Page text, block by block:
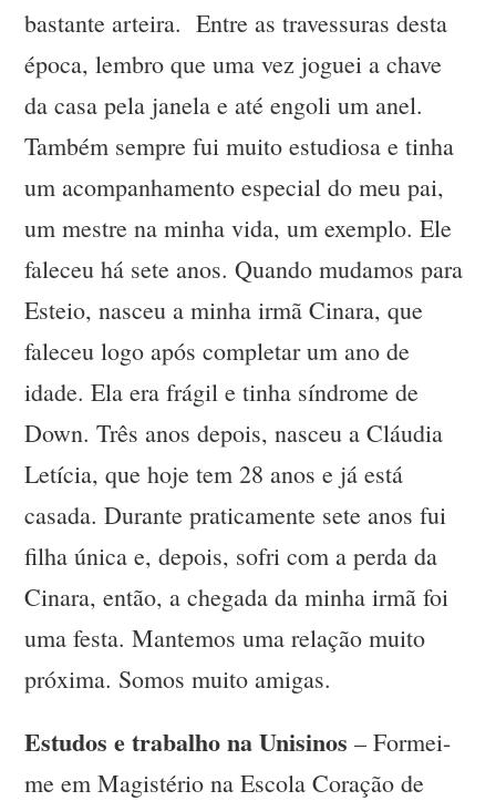
bastante arteira. Entre as travessuras desta
época, lembro que uma vez joguei a chave
da casa pela janela e até engoli um anel.
Também sempre fui muito estudiosa e tinha
um acompanhamento especial do meu pai,
um mestre na minha vida, um exemplo. Ele
faleceu há sete anos. Quando mudamos para
Esteio, nasceu a minha irmã Cinara, que
faleceu logo após completar um ano de
idade. Ela era frágil e tinha síndrome de
Down. Três anos depois, nasceu a Cláudia
Letícia, que hoje tem 28 anos e já está
casada. Durante praticamente sete anos fui
filha única e, depois, sofri com a perda da
Cinara, então, a chegada da minha irmã foi
uma festa. Mantemos uma relação muito
próxima. Somos muito amigas.
Estudos e trabalho na Unisinos – Formei-
me em Magistério na Escola Coração de